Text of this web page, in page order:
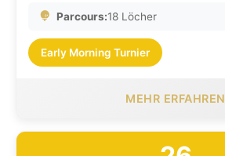
Parcours:18 Löcher
Early Morning Turnier
MEHR ERFAHREN